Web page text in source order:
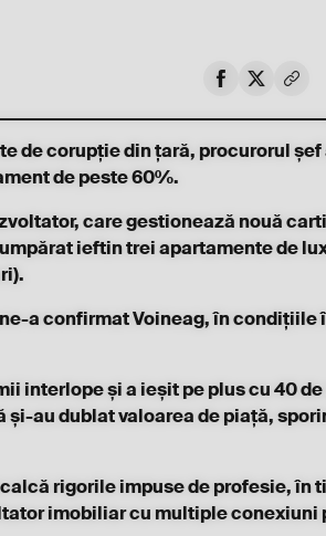
de corupție din țară, procurorul șef
de peste 60%.
care gestionează nouă
ieftin trei apartamente de
a confirmat Voineag, în condițiile
interlope și a ieșit pe plus cu 40
au dublat valoarea de piață,
rigorile impuse de profesie, în
imobiliar cu multiple conexiuni